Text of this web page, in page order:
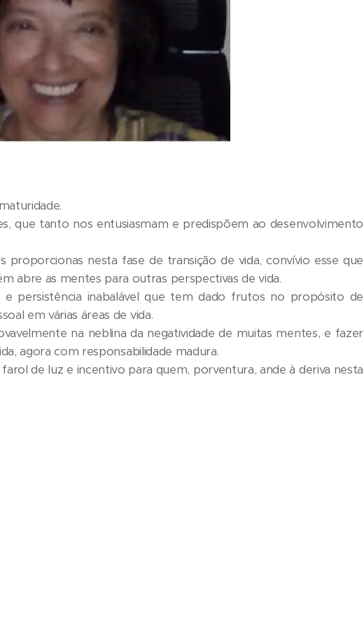
que tanto nos entusiasmam e predispõem ao desenvolvimento
nesta fase de transição de vida, convívio esse que
abre as mentes para outras perspectivas de vida.
e persistência inabalável que tem dado frutos no propósito de
em várias áreas de vida.
na neblina da negatividade de muitas mentes, e fazer
agora com responsabilidade madura.
de luz e incentivo para quem, porventura, ande à deriva nesta